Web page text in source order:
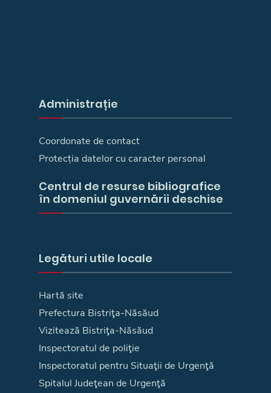
Administrație
Coordonate de contact
Protecția datelor cu caracter personal
Centrul de resurse bibliografice
în domeniul guvernării deschise
Legături utile locale
Hartă site
Prefectura Bistriţa-Năsăud
Vizitează Bistriţa-Năsăud
Inspectoratul de poliţie
Inspectoratul pentru Situaţii de Urgenţă
Spitalul Judeţean de Urgenţă